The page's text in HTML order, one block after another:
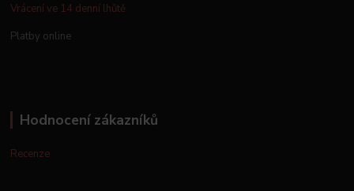
Vrácení ve 14 denní lhůtě
Platby online
Hodnocení zákazníků
Recenze